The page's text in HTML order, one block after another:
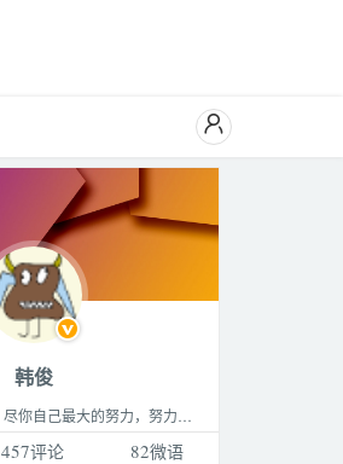

韩俊
趁你现在还有时间，尽你自己最大的努力，努力做成你最想做的那件事，成为你最想成为的那种人，过着你最想过的那种生活。这个世界永远比你想的要更精彩，不要败给生活。
457评论 82微语